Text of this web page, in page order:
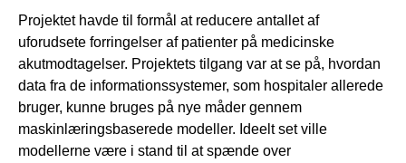
Projektet havde til formål at reducere antallet af
uforudsete forringelser af patienter på medicinske
akutmodtagelser. Projektets tilgang var at se på, hvordan
data fra de informationssystemer, som hospitaler allerede
bruger, kunne bruges på nye måder gennem
maskinlæringsbaserede modeller. Ideelt set ville
modellerne være i stand til at spænde over